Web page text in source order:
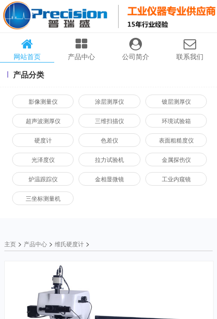
网站首页 产品中心 公司简介 联系我们
产品分类
影像测量仪 涂层测厚仪 镀层测厚仪
超声波测厚仪 三维扫描仪 环境试验箱
硬度计 色差仪 表面粗糙度仪
光泽度仪 拉力试验机 金属探伤仪
炉温跟踪仪 金相显微镜 工业内窥镜
三坐标测量机
主页> 产品中心> 维氏硬度计>